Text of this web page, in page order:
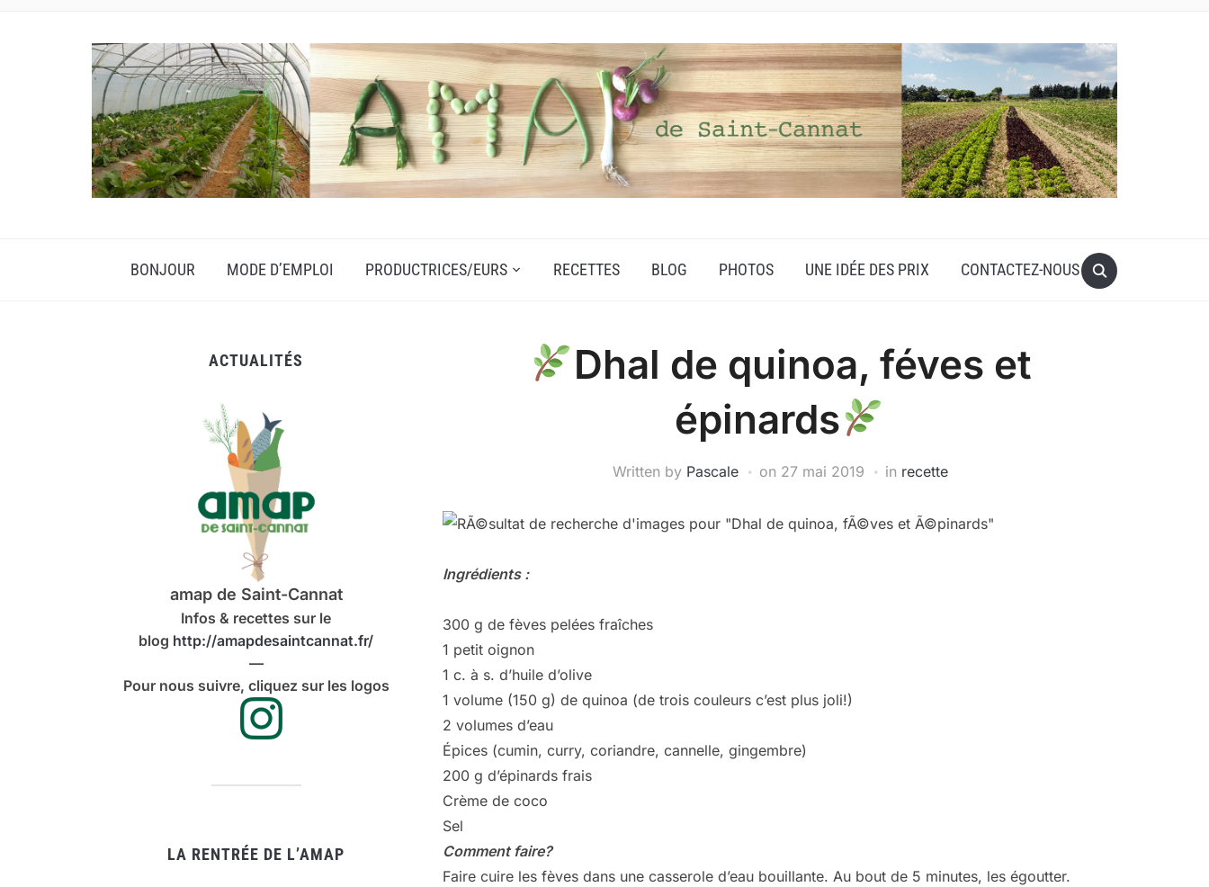
BONJOUR MODE D’EMPLOI PRODUCTRICES/EURS RECETTES BLOG PHOTOS UNE IDÉE DES PRIX CONTACTEZ-NOUS
Dhal de quinoa, féves et
épinards
Written by Pascale on 27 mai 2019 in recette
Ingrédients :
300 g de fèves pelées fraîches
1 petit oignon
1 c. à s. d’huile d’olive
1 volume (150 g) de quinoa (de trois couleurs c’est plus joli!)
2 volumes d’eau
Épices (cumin, curry, coriandre, cannelle, gingembre)
200 g d’épinards frais
Crème de coco
Sel
Comment faire?
Faire cuire les fèves dans une casserole d’eau bouillante. Au bout de 5 minutes, les égoutter.
ACTUALITÉS
amap de Saint-Cannat
Infos & recettes sur le
blog http://amapdesaintcannat.fr/
—
Pour nous suivre, cliquez sur les logos
LA RENTRÉE DE L’AMAP